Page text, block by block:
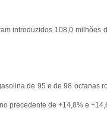
introduzidos 108,0 milhões
de 95 e de 98 octanas
precedente de +14,8% e